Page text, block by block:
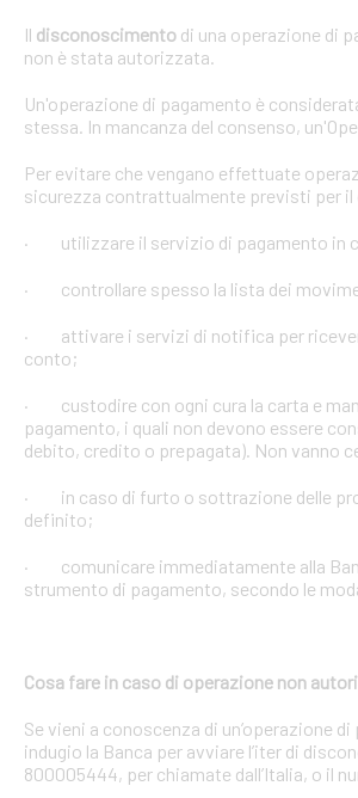
Il disconoscimento di una operazione di
non è stata autorizzata.
Un'operazione di pagamento è
stessa. In mancanza del consenso,
Per evitare che vengano effettuate
sicurezza contrattualmente previsti per
· utilizzare il servizio di pagamento in
· controllare spesso la lista dei
· attivare i servizi di notifica per
conto;
· custodire con ogni cura la carta e
pagamento, i quali non devono essere
debito, credito o prepagata). Non vanno
· in caso di furto o sottrazione delle
definito;
· comunicare immediatamente alla
strumento di pagamento, secondo le
Cosa fare in caso di operazione non
Se vieni a conoscenza di un’operazione
indugio la Banca per avviare l’iter di
800005444, per chiamate dall’Italia, o il